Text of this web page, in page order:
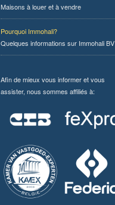
Maisons à louer et à vendre
Pourquoi Immohali?
Quelques informations sur Immohali BV
Afin de mieux vous informer et vous
assister, nous sommes affiliés à: